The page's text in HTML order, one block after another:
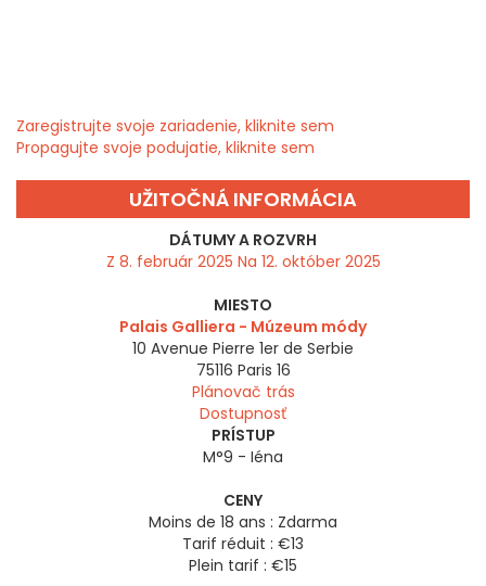
Zaregistrujte svoje zariadenie, kliknite sem
Propagujte svoje podujatie, kliknite sem
UŽITOČNÁ INFORMÁCIA
DÁTUMY A ROZVRH
Z 8. február 2025 Na 12. október 2025
MIESTO
Palais Galliera - Múzeum módy
10 Avenue Pierre 1er de Serbie
75116 Paris 16
Plánovač trás
Dostupnosť
PRÍSTUP
M°9 - Iéna
CENY
Moins de 18 ans : Zdarma
Tarif réduit : €13
Plein tarif : €15